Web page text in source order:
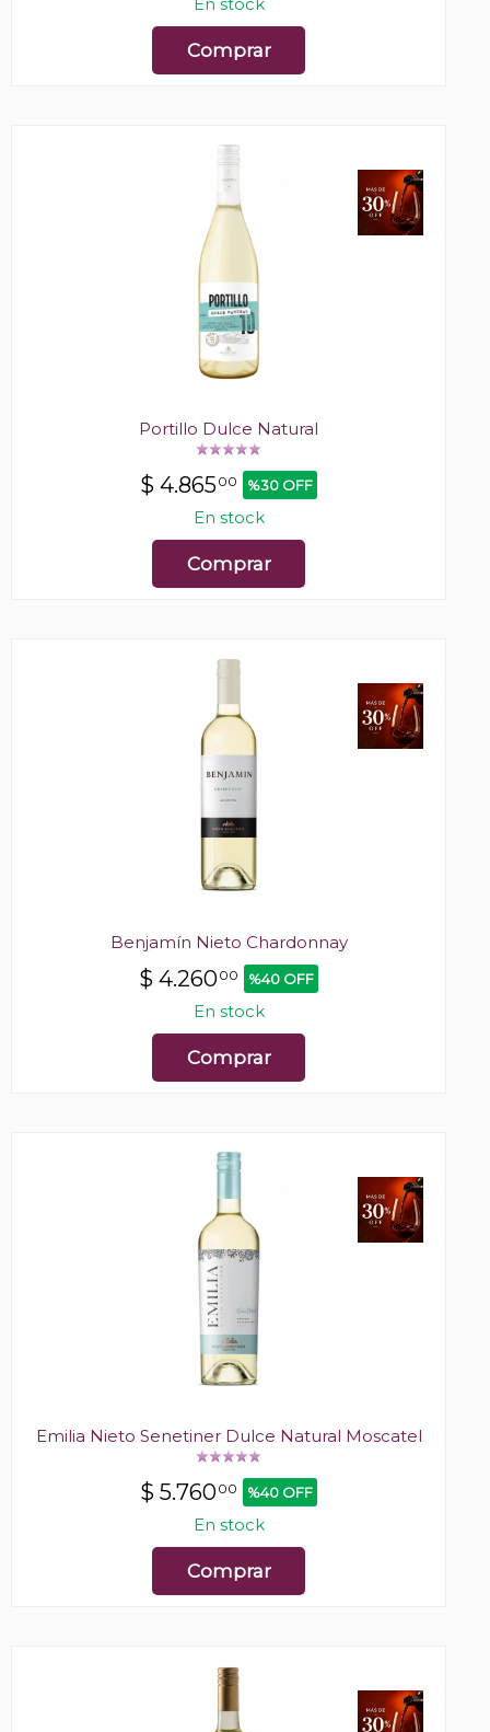
Comprar
Portillo Dulce Natural
$ 4.86500 %30 OFF
En stock
Comprar
Benjamín Nieto Chardonnay
$ 4.26000 %40 OFF
En stock
Comprar
Emilia Nieto Senetiner Dulce Natural Moscatel
$ 5.76000 %40 OFF
En stock
Comprar